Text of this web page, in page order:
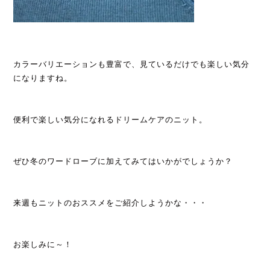
カラーバリエーションも豊富で、見ているだけでも楽しい気分
になりますね。
便利で楽しい気分になれるドリームケアのニット。
ぜひ冬のワードローブに加えてみてはいかがでしょうか？
来週もニットのおススメをご紹介しようかな・・・
お楽しみに～！